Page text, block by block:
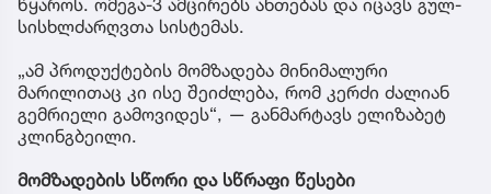
სისხლძარღვთა სისტემას.
„ამ პროდუქტების მომზადება მინიმალური
მარილითაც კი ისე შეიძლება, რომ კერძი ძალიან
გემრიელი გამოვიდეს“, — განმარტავს ელიზაბეტ
კლინგბეილი.
მომზადების სწორი და სწრაფი წესები